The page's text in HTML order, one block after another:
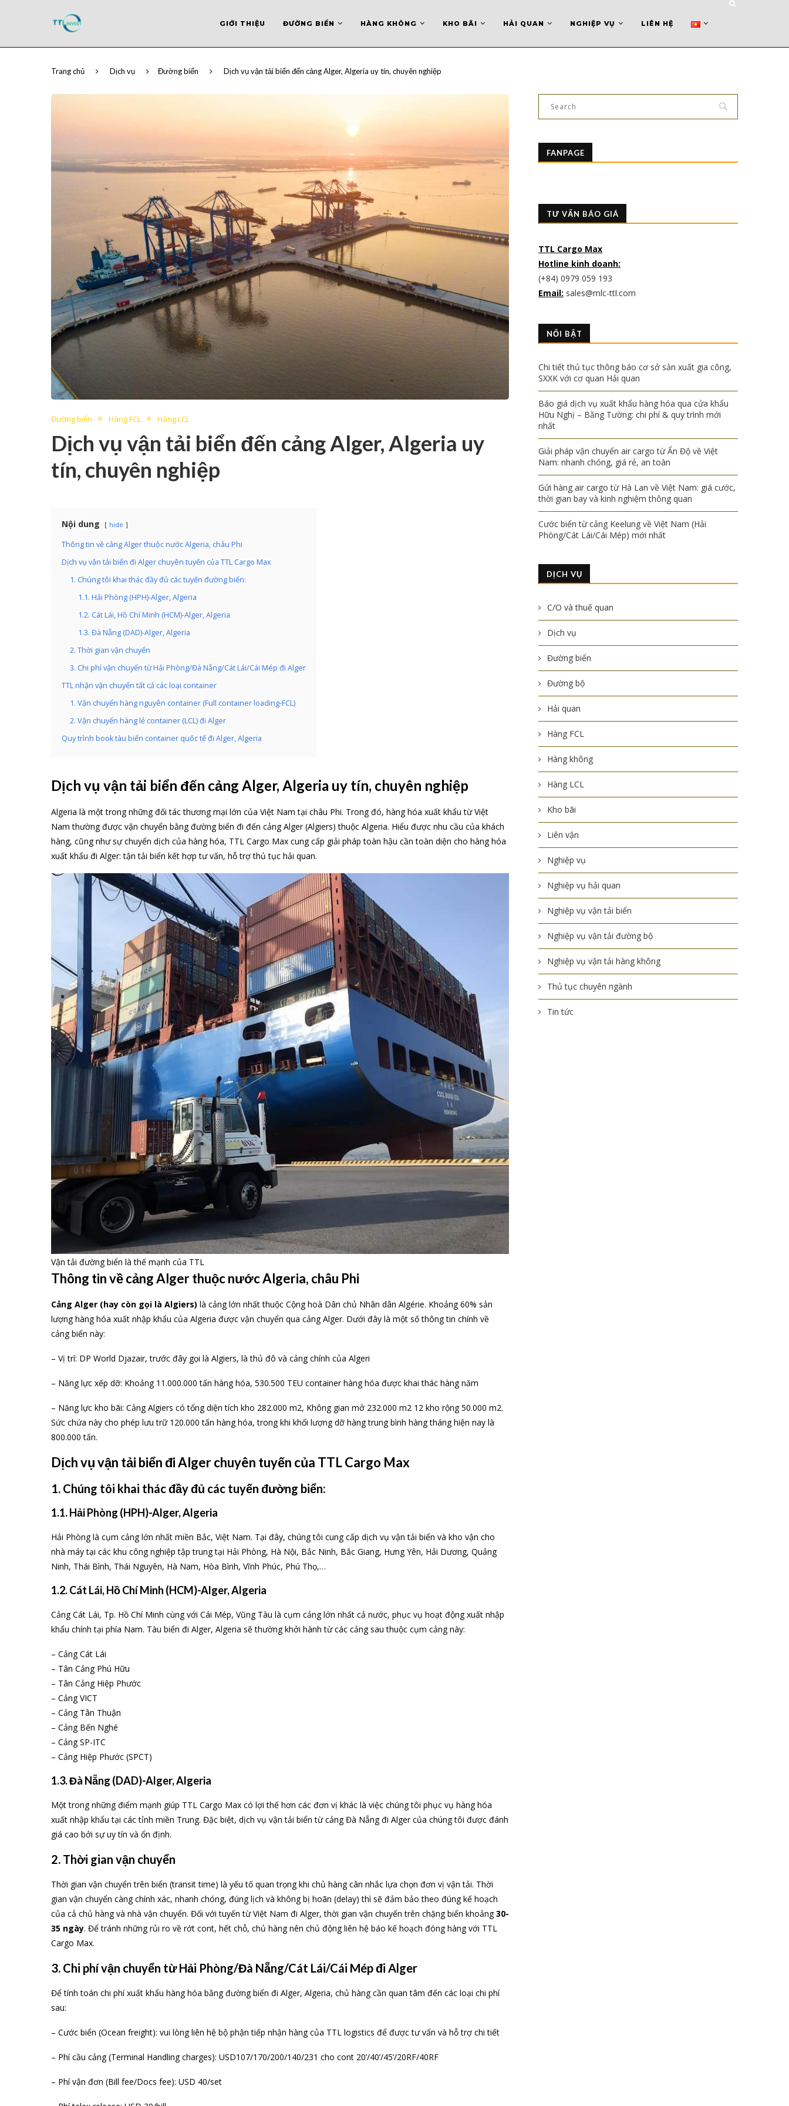
GIỚI THIỆU ĐƯỜNG BIỂN HÀNG KHÔNG KHO BÃI HẢI QUAN NGHIỆP VỤ LIÊN HỆ
Trang chủ Dịch vụ Đường biển Dịch vụ vận tải biển đến cảng Alger, Algeria uy tín, chuyên nghiệp
Đường biển Hàng FCL Hàng LCL
Dịch vụ vận tải biển đến cảng Alger, Algeria uy
tín, chuyên nghiệp
Nội dung hide
Thông tin về cảng Alger thuộc nước Algeria, châu Phi
Dịch vụ vận tải biển đi Alger chuyên tuyến của TTL Cargo Max
1. Chúng tôi khai thác đầy đủ các tuyến đường biển:
1.1. Hải Phòng (HPH)-Alger, Algeria
1.2. Cát Lái, Hồ Chí Minh (HCM)-Alger, Algeria
1.3. Đà Nẵng (DAD)-Alger, Algeria
2. Thời gian vận chuyển
3. Chi phí vận chuyển từ Hải Phòng/Đà Nẵng/Cát Lái/Cái Mép đi Alger
TTL nhận vận chuyển tất cả các loại container
1. Vận chuyển hàng nguyên container (Full container loading-FCL)
2. Vận chuyển hàng lẻ container (LCL) đi Alger
Quy trình book tàu biển container quốc tế đi Alger, Algeria
Dịch vụ vận tải biển đến cảng Alger, Algeria uy tín, chuyên nghiệp
Algeria là một trong những đối tác thương mại lớn của Việt Nam tại châu Phi. Trong đó, hàng hóa xuất khẩu từ Việt
Nam thường được vận chuyển bằng đường biển đi đến cảng Alger (Algiers) thuộc Algeria. Hiểu được nhu cầu của khách
hàng, cũng như sự chuyển dịch của hàng hóa, TTL Cargo Max cung cấp giải pháp toàn hậu cần toàn diện cho hàng hóa
xuất khẩu đi Alger: tận tải biển kết hợp tư vấn, hỗ trợ thủ tục hải quan.
Vận tải đường biển là thế mạnh của TTL
Thông tin về cảng Alger thuộc nước Algeria, châu Phi
Cảng Alger (hay còn gọi là Algiers) là cảng lớn nhất thuộc Cộng hoà Dân chủ Nhân dân Algérie. Khoảng 60% sản
lượng hàng hóa xuất nhập khẩu của Algeria được vận chuyển qua cảng Alger. Dưới đây là một số thông tin chính về
cảng biển này:
– Vị trí: DP World Djazair, trước đây gọi là Algiers, là thủ đô và cảng chính của Algeri
– Năng lực xếp dỡ: Khoảng 11.000.000 tấn hàng hóa, 530.500 TEU container hàng hóa được khai thác hàng năm
– Năng lực kho bãi: Cảng Algiers có tổng diện tích kho 282.000 m2, Không gian mở 232.000 m2 12 kho rộng 50.000 m2.
Sức chứa này cho phép lưu trữ 120.000 tấn hàng hóa, trong khi khối lượng dỡ hàng trung bình hàng tháng hiện nay là
800.000 tấn.
Dịch vụ vận tải biển đi Alger chuyên tuyến của TTL Cargo Max
1. Chúng tôi khai thác đầy đủ các tuyến đường biển:
1.1. Hải Phòng (HPH)-Alger, Algeria
Hải Phòng là cụm cảng lớn nhất miền Bắc, Việt Nam. Tại đây, chúng tôi cung cấp dịch vụ vận tải biển và kho vận cho
nhà máy tại các khu công nghiệp tập trung tại Hải Phòng, Hà Nội, Bắc Ninh, Bắc Giang, Hưng Yên, Hải Dương, Quảng
Ninh, Thái Bình, Thái Nguyên, Hà Nam, Hòa Bình, Vĩnh Phúc, Phú Thọ,…
1.2. Cát Lái, Hồ Chí Minh (HCM)-Alger, Algeria
Cảng Cát Lái, Tp. Hồ Chí Minh cùng với Cái Mép, Vũng Tàu là cụm cảng lớn nhất cả nước, phục vụ hoạt động xuất nhập
khẩu chính tại phía Nam. Tàu biển đi Alger, Algeria sẽ thường khởi hành từ các cảng sau thuộc cụm cảng này:
– Cảng Cát Lái
– Tân Cảng Phú Hữu
– Tân Cảng Hiệp Phước
– Cảng VICT
– Cảng Tân Thuận
– Cảng Bến Nghé
– Cảng SP-ITC
– Cảng Hiệp Phước (SPCT)
1.3. Đà Nẵng (DAD)-Alger, Algeria
Một trong những điểm mạnh giúp TTL Cargo Max có lợi thế hơn các đơn vị khác là việc chúng tôi phục vụ hàng hóa
xuất nhập khẩu tại các tỉnh miền Trung. Đặc biệt, dịch vụ vận tải biển từ cảng Đà Nẵng đi Alger của chúng tôi được đánh
giá cao bởi sự uy tín và ổn định.
2. Thời gian vận chuyển
Thời gian vận chuyển trên biển (transit time) là yếu tố quan trọng khi chủ hàng cân nhắc lựa chọn đơn vị vận tải. Thời
gian vận chuyển càng chính xác, nhanh chóng, đúng lịch và không bị hoãn (delay) thì sẽ đảm bảo theo đúng kế hoạch
của cả chủ hàng và nhà vận chuyển. Đối với tuyến từ Việt Nam đi Alger, thời gian vận chuyển trên chặng biển khoảng30-
35 ngày. Để tránh những rủi ro về rớt cont, hết chỗ, chủ hàng nên chủ động liên hệ báo kế hoạch đóng hàng với TTL
Cargo Max.
3. Chi phí vận chuyển từ Hải Phòng/Đà Nẵng/Cát Lái/Cái Mép đi Alger
Để tính toán chi phí xuất khẩu hàng hóa bằng đường biển đi Alger, Algeria, chủ hàng cần quan tâm đến các loại chi phí
sau:
– Cước biển (Ocean freight): vui lòng liên hệ bộ phận tiếp nhận hàng của TTL logistics để được tư vấn và hỗ trợ chi tiết
– Phí cầu cảng (Terminal Handling charges): USD107/170/200/140/231 cho cont 20’/40’/45’/20RF/40RF
– Phí vận đơn (Bill fee/Docs fee): USD 40/set
FANPAGE
TƯ VẤN BÁO GIÁ
TTL Cargo Max
Hotline kinh doanh:
(+84) 0979 059 193
Email: sales@mlc-ttl.com
NỔI BẬT
Chi tiết thủ tục thông báo cơ sở sản xuất gia công,
SXXK với cơ quan Hải quan
Báo giá dịch vụ xuất khẩu hàng hóa qua cửa khẩu
Hữu Nghị – Bằng Tường: chi phí & quy trình mới
nhất
Giải pháp vận chuyển air cargo từ Ấn Độ về Việt
Nam: nhanh chóng, giá rẻ, an toàn
Gửi hàng air cargo từ Hà Lan về Việt Nam: giá cước,
thời gian bay và kinh nghiệm thông quan
Cước biển từ cảng Keelung về Việt Nam (Hải
Phòng/Cát Lái/Cái Mép) mới nhất
DỊCH VỤ
C/O và thuế quan
Dịch vụ
Đường biển
Đường bộ
Hải quan
Hàng FCL
Hàng không
Hàng LCL
Kho bãi
Liên vận
Nghiệp vụ
Nghiệp vụ hải quan
Nghiệp vụ vận tải biển
Nghiệp vụ vận tải đường bộ
Nghiệp vụ vận tải hàng không
Thủ tục chuyên ngành
Tin tức